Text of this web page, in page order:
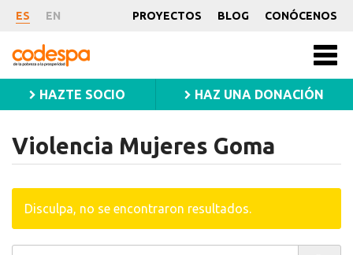
Violencia
Mujeres
Goma
ES EN PROYECTOS BLOG CONÓCENOS
CODESPA
HAZTE SOCIO HAZ UNA DONACIÓN
Violencia Mujeres Goma
Disculpa, no se encontraron resultados.